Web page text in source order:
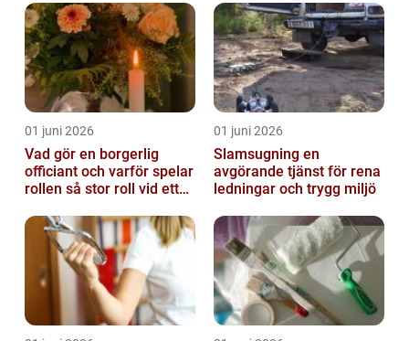
01 juni 2026
Vad gör en borgerlig
officiant och varför spelar
rollen så stor roll vid ett
01 juni 2026
Slamsugning en
avgörande tjänst för rena
ledningar och trygg miljö